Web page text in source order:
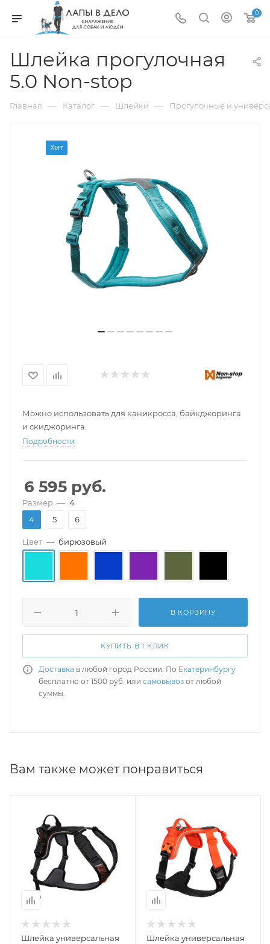
0
Шлейка прогулочная
5.0 Non-stop
Главная — Каталог — Шлейки — Прогулочные и
Хит
Можно использовать для каникросса, байкджоринга
и скиджоринга.
Подробности
6 595 руб.
Размер — 4
4
5 6
Цвет — бирюзовый
В КОРЗИНУ
КУПИТЬ В 1 КЛИК
Доставка в любой город России. По Екатеринбургу
бесплатно от 1500 руб. или самовывоз от любой
суммы.
Вам также может понравиться
Шлейка универсальная
Шлейка универсальная